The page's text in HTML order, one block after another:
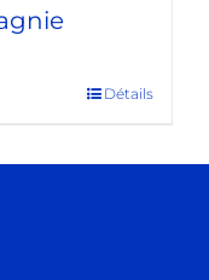
Détails